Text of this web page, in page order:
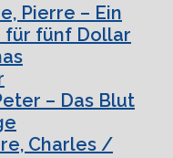
Pierre – Ein
für fünf Dollar
– Das Blut
Charles /